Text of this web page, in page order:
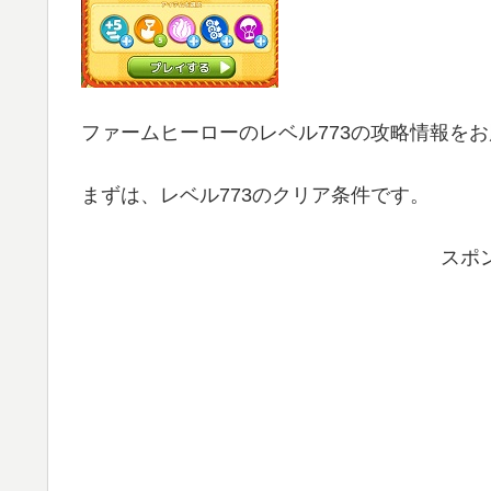
ファームヒーローのレベル773の攻略情報をお
まずは、レベル773のクリア条件です。
スポ